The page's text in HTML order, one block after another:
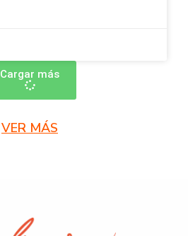
Cargar más
VER MÁS